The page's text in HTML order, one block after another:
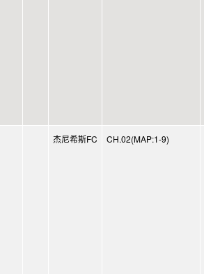
杰尼希斯FC CH.02(MAP:1-9)